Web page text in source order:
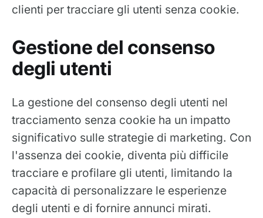
clienti per tracciare gli utenti senza cookie.
Gestione del consenso
degli utenti
La gestione del consenso degli utenti nel
tracciamento senza cookie ha un impatto
significativo sulle strategie di marketing. Con
l'assenza dei cookie, diventa più difficile
tracciare e profilare gli utenti, limitando la
capacità di personalizzare le esperienze
degli utenti e di fornire annunci mirati.